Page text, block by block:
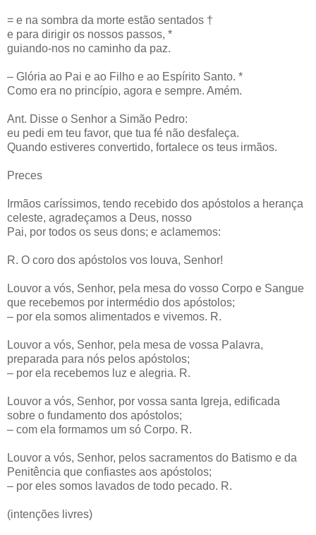
= e na sombra da morte estão sentados †
e para dirigir os nossos passos, *
guiando-nos no caminho da paz.
– Glória ao Pai e ao Filho e ao Espírito Santo. *
Como era no princípio, agora e sempre. Amém.
Ant. Disse o Senhor a Simão Pedro:
eu pedi em teu favor, que tua fé não desfaleça.
Quando estiveres convertido, fortalece os teus irmãos.
Preces
Irmãos caríssimos, tendo recebido dos apóstolos a herança
celeste, agradeçamos a Deus, nosso
Pai, por todos os seus dons; e aclamemos:
R. O coro dos apóstolos vos louva, Senhor!
Louvor a vós, Senhor, pela mesa do vosso Corpo e Sangue
que recebemos por intermédio dos apóstolos;
– por ela somos alimentados e vivemos. R.
Louvor a vós, Senhor, pela mesa de vossa Palavra,
preparada para nós pelos apóstolos;
– por ela recebemos luz e alegria. R.
Louvor a vós, Senhor, por vossa santa Igreja, edificada
sobre o fundamento dos apóstolos;
– com ela formamos um só Corpo. R.
Louvor a vós, Senhor, pelos sacramentos do Batismo e da
Penitência que confiastes aos apóstolos;
– por eles somos lavados de todo pecado. R.
(intenções livres)